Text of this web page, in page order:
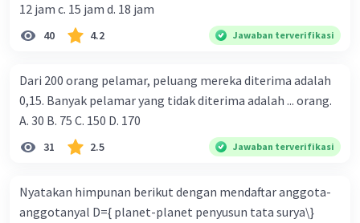
12 jam c. 15 jam d. 18 jam
40 4.2 Jawaban terverifikasi
Dari 200 orang pelamar, peluang mereka diterima adalah
0,15. Banyak pelamar yang tidak diterima adalah ... orang.
A. 30 B. 75 C. 150 D. 170
31 2.5 Jawaban terverifikasi
Nyatakan himpunan berikut dengan mendaftar anggota-
anggotanyal D={ planet-planet penyusun tata surya\}